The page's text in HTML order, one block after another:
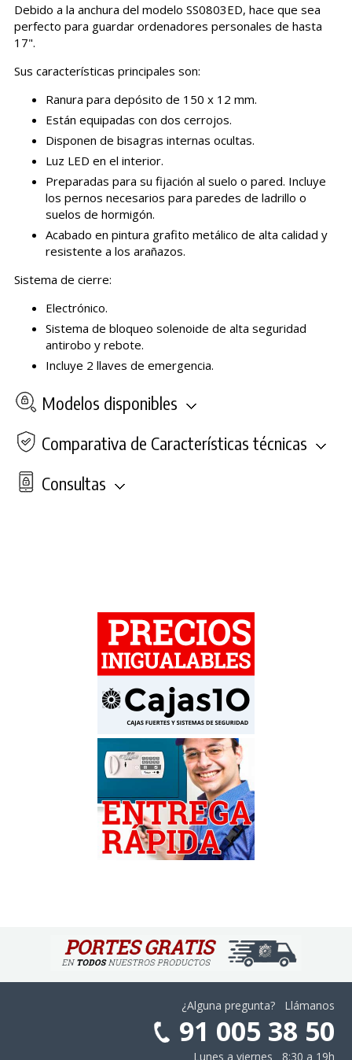
Debido a la anchura del modelo SS0803ED, hace que sea
perfecto para guardar ordenadores personales de hasta
17".
Sus características principales son:
Ranura para depósito de 150 x 12 mm.
Están equipadas con dos cerrojos.
Disponen de bisagras internas ocultas.
Luz LED en el interior.
Preparadas para su fijación al suelo o pared. Incluye
los pernos necesarios para paredes de ladrillo o
suelos de hormigón.
Acabado en pintura grafito metálico de alta calidad y
resistente a los arañazos.
Sistema de cierre:
Electrónico.
Sistema de bloqueo solenoide de alta seguridad
antirobo y rebote.
Incluye 2 llaves de emergencia.
Modelos disponibles
Comparativa de Características técnicas
Consultas
¿Alguna pregunta? Llámanos
91 005 38 50
Lunes a viernes 8:30 a 19h